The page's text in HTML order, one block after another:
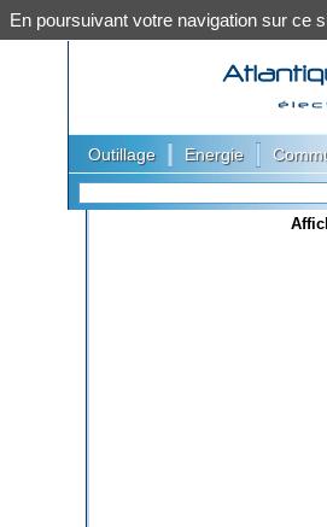
Outillage Energie
En poursuivant votre navigation sur